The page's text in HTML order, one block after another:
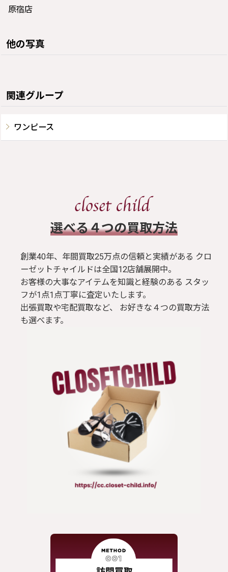
原宿店
他の写真
関連グループ
ワンピース
​選べる４つの買取方法
創業40年、年間買取25万点の信頼と実績がある クロ
ーゼットチャイルドは全国12店舗展開中。
お客様の大事なアイテムを知識と経験のある スタッ
フが1点1点丁寧に査定いたします。
出張買取や宅配買取など、 お好きな４つの買取方法
も選べます。